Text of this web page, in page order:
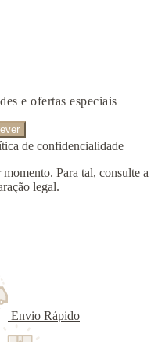
e ofertas especiais
de confidencialidade
Para tal, consulte a
legal.
Envio Rápido